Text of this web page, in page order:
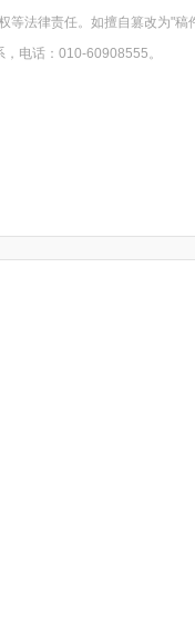
法律责任。如擅自篡改为"稿
电话：010-60908555。